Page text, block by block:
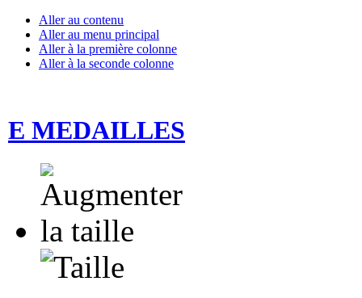
Aller au contenu
Aller au menu principal
Aller à la première colonne
Aller à la seconde colonne
E MEDAILLES